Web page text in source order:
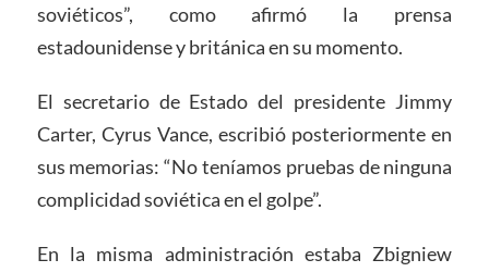
soviéticos”, como afirmó la prensa
estadounidense y británica en su momento.
El secretario de Estado del presidente Jimmy
Carter, Cyrus Vance, escribió posteriormente en
sus memorias: “No teníamos pruebas de ninguna
complicidad soviética en el golpe”.
En la misma administración estaba Zbigniew